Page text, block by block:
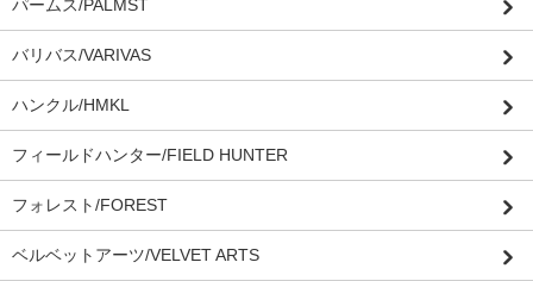
パームス/PALMST
バリバス/VARIVAS
ハンクル/HMKL
フィールドハンター/FIELD HUNTER
フォレスト/FOREST
ベルベットアーツ/VELVET ARTS